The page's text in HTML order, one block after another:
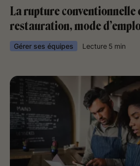
La rupture conventionnelle
restauration, mode
Gérer ses équipes Lecture 5 min